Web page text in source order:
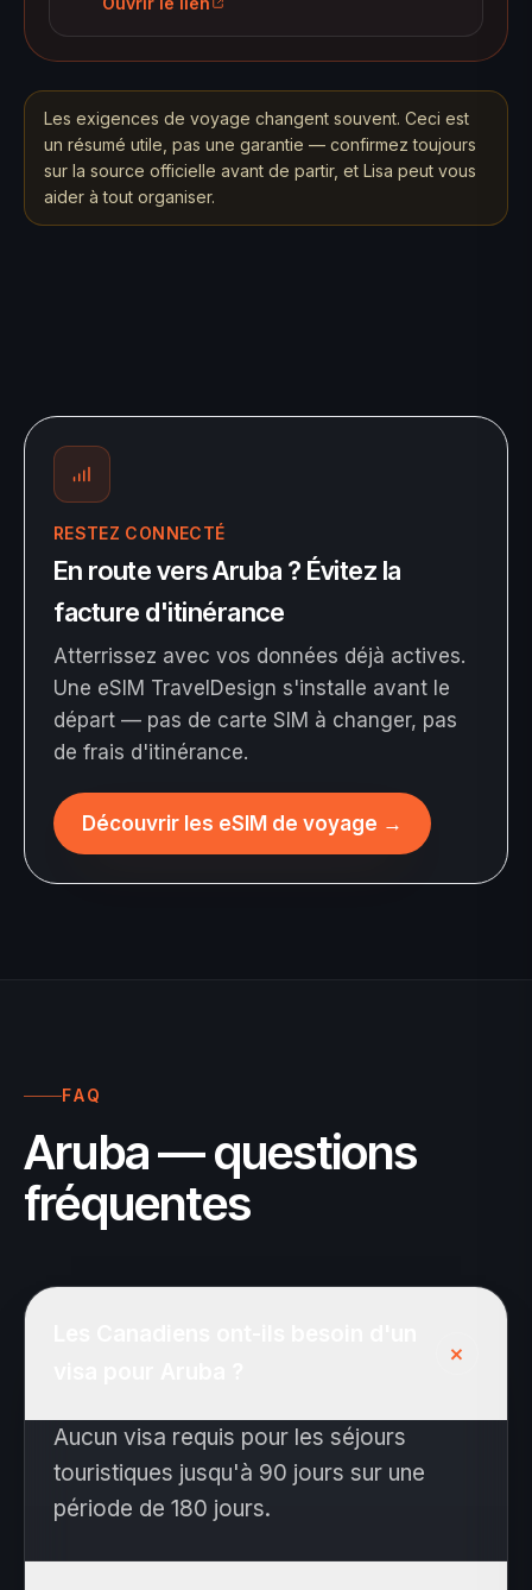
Les exigences de voyage changent souvent. Ceci est
un résumé utile, pas une garantie — confirmez toujours
sur la source officielle avant de partir, et Lisa peut vous
aider à tout organiser.
RESTEZ CONNECTÉ
En route vers Aruba ? Évitez la
facture d'itinérance
Atterrissez avec vos données déjà actives.
Une eSIM TravelDesign s'installe avant le
départ — pas de carte SIM à changer, pas
de frais d'itinérance.
Découvrir les eSIM de voyage →
FAQ
Aruba — questions
fréquentes
+
Aucun visa requis pour les séjours
touristiques jusqu'à 90 jours sur une
période de 180 jours.